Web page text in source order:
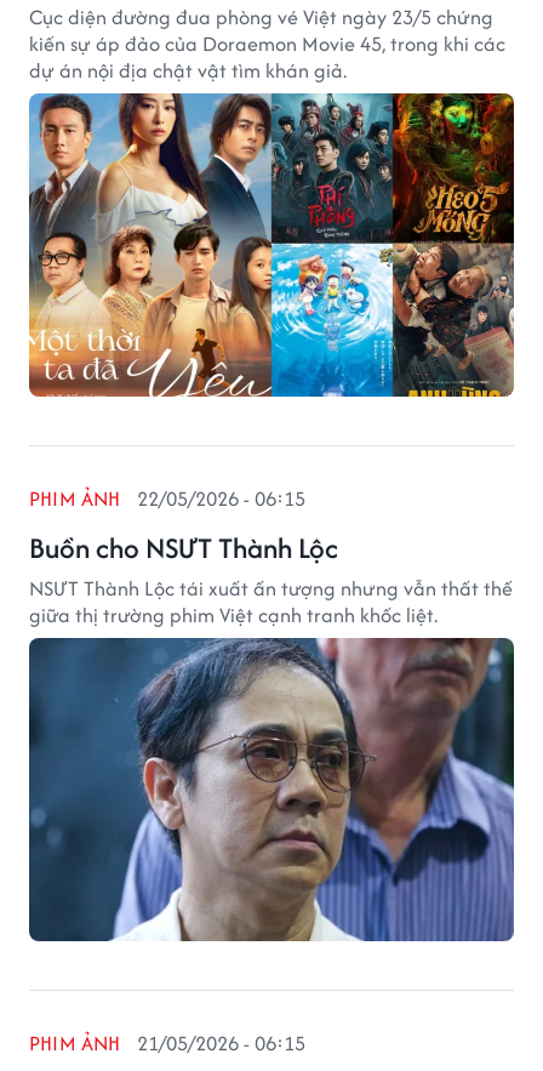
Cục diện đường đua phòng vé Việt ngày 23/5 chứng
kiến sự áp đảo của Doraemon Movie 45, trong khi các
dự án nội địa chật vật tìm khán giả.
Buồn cho NSƯT Thành Lộc
PHIM ẢNH 22/05/2026 - 06:15
NSƯT Thành Lộc tái xuất ấn tượng nhưng vẫn thất thế
giữa thị trường phim Việt cạnh tranh khốc liệt.
PHIM ẢNH 21/05/2026 - 06:15